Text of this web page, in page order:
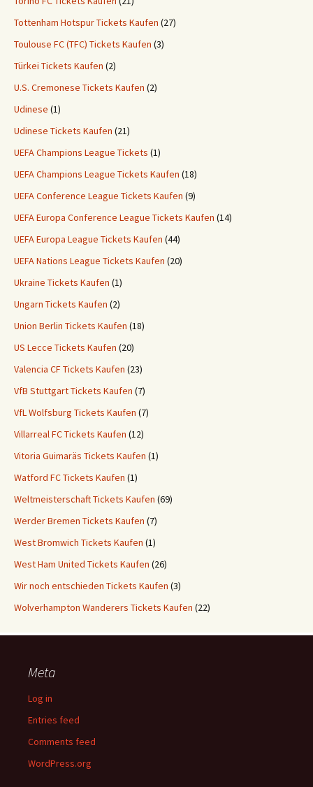
Tottenham Hotspur Tickets Kaufen (27)
Toulouse FC (TFC) Tickets Kaufen (3)
Türkei Tickets Kaufen (2)
U.S. Cremonese Tickets Kaufen (2)
Udinese (1)
Udinese Tickets Kaufen (21)
UEFA Champions League Tickets (1)
UEFA Champions League Tickets Kaufen (18)
UEFA Conference League Tickets Kaufen (9)
UEFA Europa Conference League Tickets Kaufen (14)
UEFA Europa League Tickets Kaufen (44)
UEFA Nations League Tickets Kaufen (20)
Ukraine Tickets Kaufen (1)
Ungarn Tickets Kaufen (2)
Union Berlin Tickets Kaufen (18)
US Lecce Tickets Kaufen (20)
Valencia CF Tickets Kaufen (23)
VfB Stuttgart Tickets Kaufen (7)
VfL Wolfsburg Tickets Kaufen (7)
Villarreal FC Tickets Kaufen (12)
Vitoria Guimaräs Tickets Kaufen (1)
Watford FC Tickets Kaufen (1)
Weltmeisterschaft Tickets Kaufen (69)
Werder Bremen Tickets Kaufen (7)
West Bromwich Tickets Kaufen (1)
West Ham United Tickets Kaufen (26)
Wir noch entschieden Tickets Kaufen (3)
Wolverhampton Wanderers Tickets Kaufen (22)
Meta
Log in
Entries feed
Comments feed
WordPress.org